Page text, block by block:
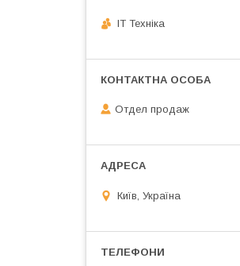
IT Техніка
Отдел продаж
Київ, Україна